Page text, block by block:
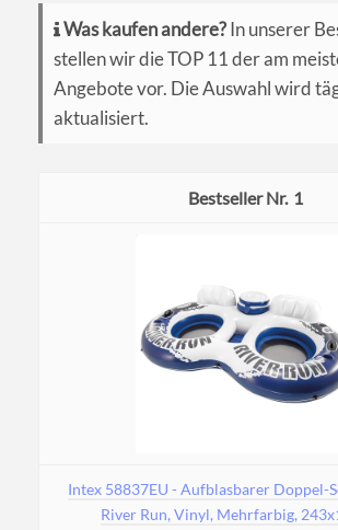
Was kaufen andere?In unserer
stellen wir die TOP 11 der am
Angebote vor. Die Auswahl wird
aktualisiert.
1
Intex 58837EU - Aufblasbarer Doppel-
River Run, Vinyl, Mehrfarbig,